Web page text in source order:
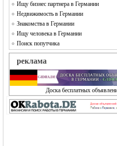
Ищу бизнес партнера в Германии
Недвижимость в Германии
Знакомства в Германии
Ищу человека в Германии
Поиск попутчика
реклама
Доска бесплатных